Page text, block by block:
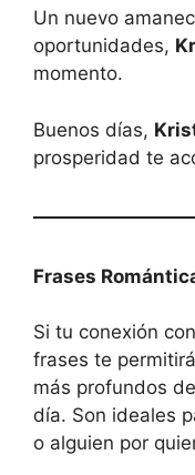
Un nuevo
oportunidades,
momento.
Buenos días,
prosperidad te
Frases
Si tu conexión
frases te
más profundos
día. Son ideales
o alguien por